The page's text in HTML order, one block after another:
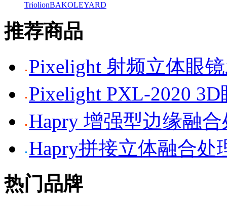
TriolionBAKOLEYARD
推荐商品
Pixelight 射频立体眼
Pixelight PXL-2020 3D
Hapry 增强型边缘融
Hapry拼接立体融合处
热门品牌